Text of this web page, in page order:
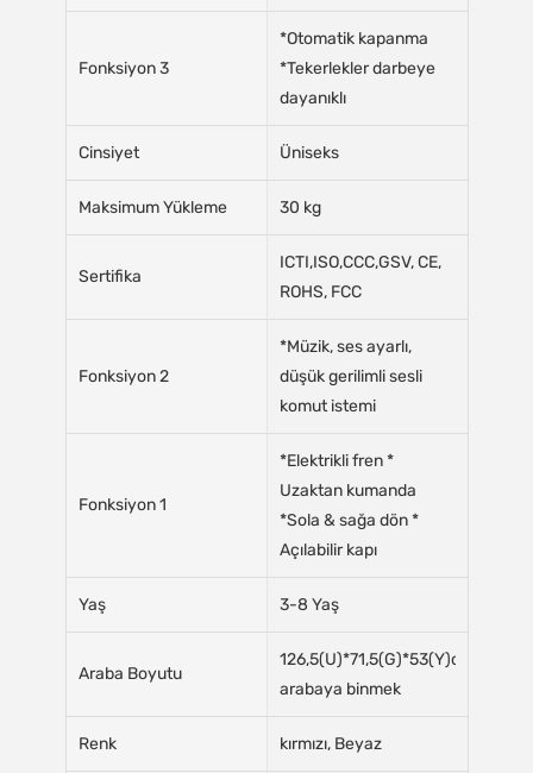
Fonksiyon 3
*Otomatik kapanma
*Tekerlekler darbeye
dayanıklı
Cinsiyet Üniseks
Maksimum Yükleme 30 kg
Sertifika
ICTI,ISO,CCC,GSV, CE,
ROHS, FCC
Fonksiyon 2
*Müzik, ses ayarlı,
düşük gerilimli sesli
komut istemi
Fonksiyon 1
*Elektrikli fren *
Uzaktan kumanda
*Sola & sağa dön *
Açılabilir kapı
Yaş 3-8 Yaş
Araba Boyutu
126,5(U)*71,5(G)*53(Y)cm
arabaya binmek
Renk kırmızı, Beyaz